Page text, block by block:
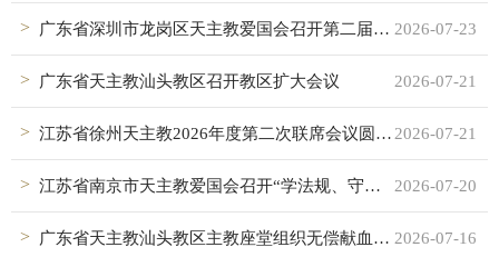
2026-07-23
广东省深圳市龙岗区天主教爱国会召开第二届会员大会第一次会议
2026-07-21
广东省天主教汕头教区召开教区扩大会议
2026-07-21
江苏省徐州天主教2026年度第二次联席会议圆满召开
2026-07-20
江苏省南京市天主教爱国会召开“学法规、守戒律、重修为、树形象”教育活动总结会暨十四届十次常委会议
2026-07-16
广东省天主教汕头教区主教座堂组织无偿献血活动